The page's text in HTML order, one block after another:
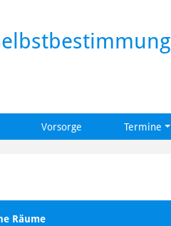
Vorsorge Termine
Räume